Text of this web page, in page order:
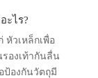
ะไร?
หัวเหล็กเพื่อ
องเท้ากันลื่น
ป้องกันวัตถุมี